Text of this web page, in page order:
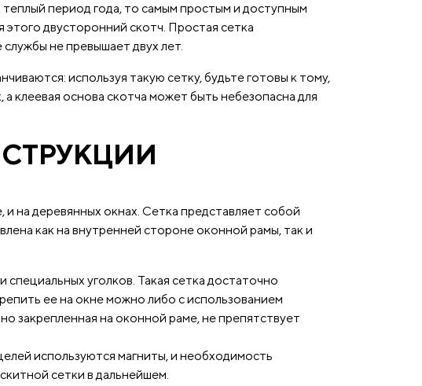
период года, то самым простым и доступным
двусторонний скотч. Простая сетка
не превышает двух лет.
используя такую сетку, будьте готовы к тому,
клеевая основа скотча может быть небезопасна для
на деревянных окнах. Сетка представляет собой
как на внутренней стороне оконной рамы, так и
уголков. Такая сетка достаточно
ее на окне можно либо с использованием
закрепленная на оконной раме, не препятствует
используются магниты, и необходимость
сетки в дальнейшем.